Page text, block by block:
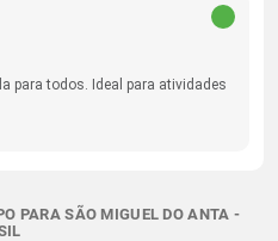
para todos. Ideal para atividades
PARA SÃO MIGUEL DO ANTA -